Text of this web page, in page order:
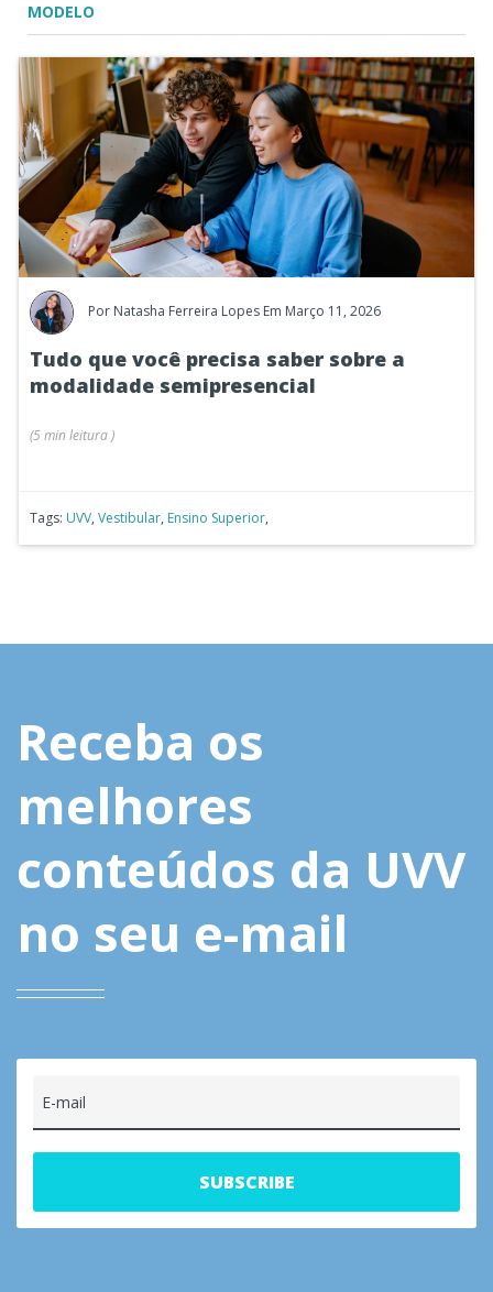
MODELO
Por Natasha Ferreira Lopes Em Março 11, 2026
Tudo que você precisa saber sobre a
modalidade semipresencial
(5 min leitura )
Tags: UVV, Vestibular, Ensino Superior,
Receba os
melhores
conteúdos da UVV
no seu e-mail
E-mail